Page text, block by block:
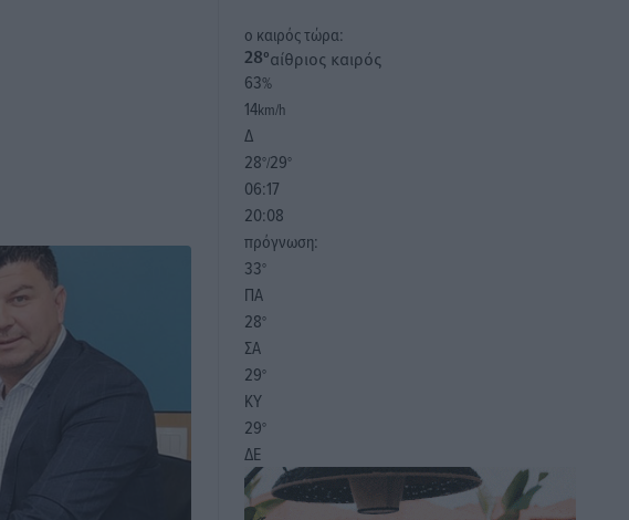
o καιρός τώρα:
28°αίθριος καιρός
63%
14km/h
Δ
28°/29°
06:17
20:08
πρόγνωση:
33°
ΠΑ
28°
ΣΑ
29°
ΚΥ
29°
ΔΕ